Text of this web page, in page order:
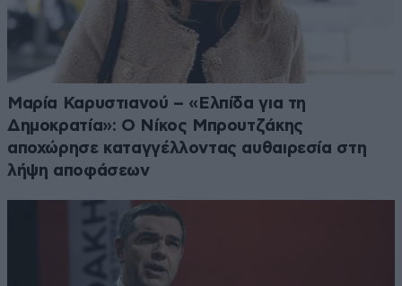
Μαρία Καρυστιανού – «Ελπίδα για τη
Δημοκρατία»: Ο Νίκος Μπρουτζάκης
αποχώρησε καταγγέλλοντας αυθαιρεσία στη
λήψη αποφάσεων